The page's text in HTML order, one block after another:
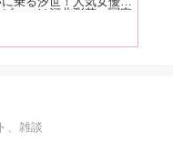
ビューは河北彩花、冨安
希、一乃あおい、多香
、雑談